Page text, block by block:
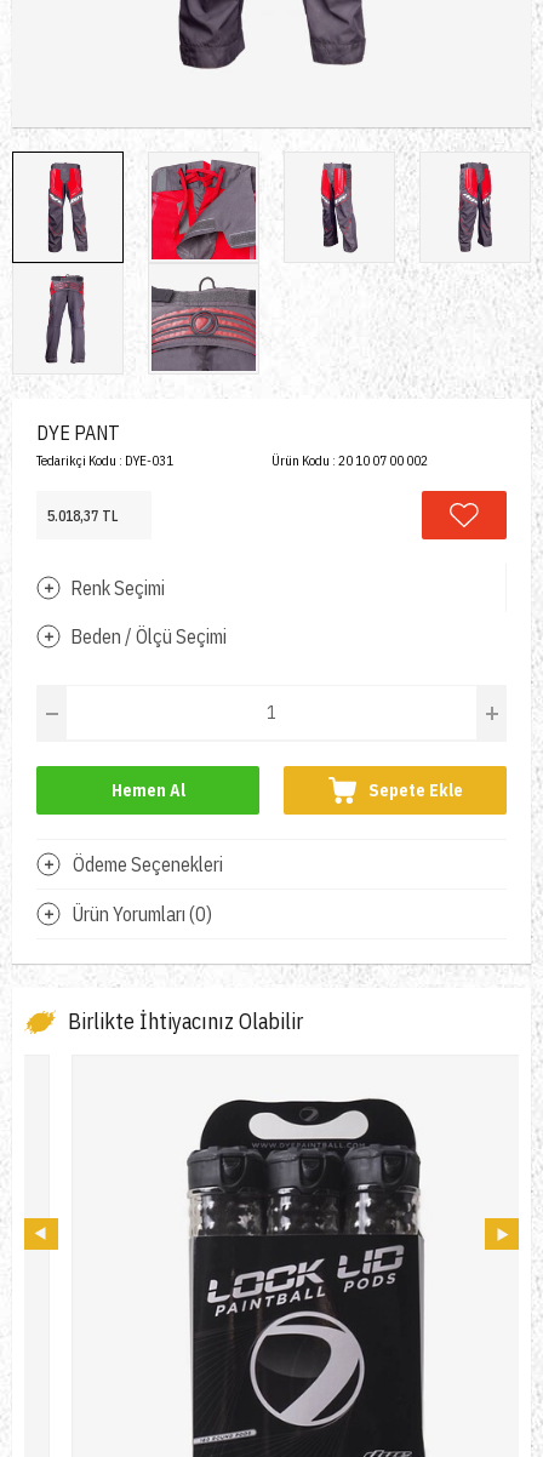
DYE PANT
Tedarikçi Kodu : DYE-031 Ürün Kodu : 20 10 07 00 002
5.018,37 TL
Renk Seçimi
Beden / Ölçü Seçimi
Hemen Al Sepete Ekle
Ödeme Seçenekleri
Ürün Yorumları (0)
Birlikte İhtiyacınız Olabilir